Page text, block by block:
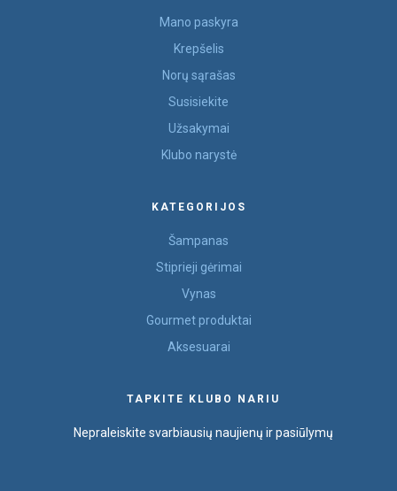
Mano paskyra
Krepšelis
Norų sąrašas
Susisiekite
Užsakymai
Klubo narystė
KATEGORIJOS
Šampanas
Stiprieji gėrimai
Vynas
Gourmet produktai
Aksesuarai
TAPKITE KLUBO NARIU
Nepraleiskite svarbiausių naujienų ir pasiūlymų